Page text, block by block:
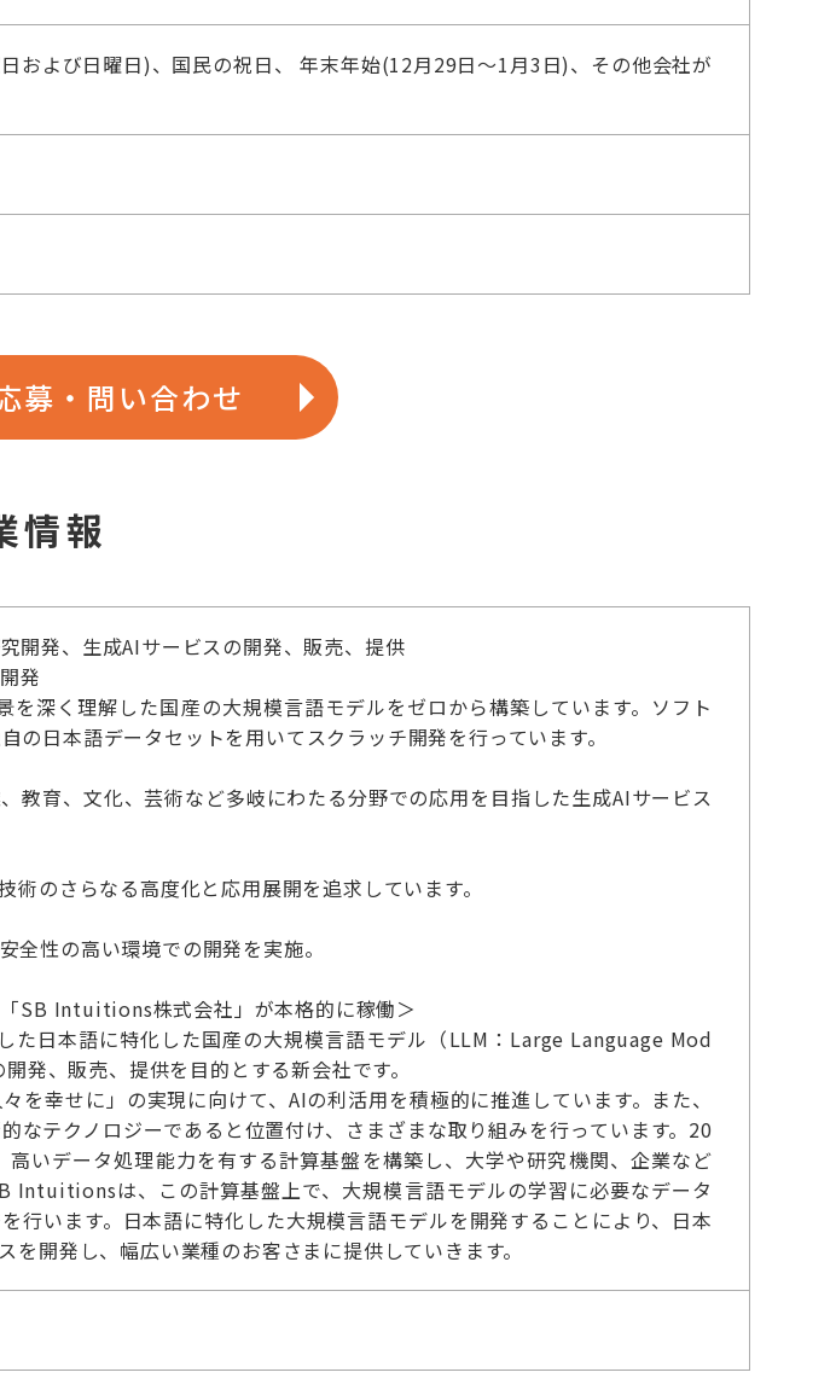
よび日曜日)、国民の祝日、 年末年始(12月29日～1月3日)、その他会社が
募・問い合わせ
情報
開発、生成AIサービスの開発、販売、提供
発
深く理解した国産の大規模言語モデルをゼロから構築しています。ソフト
日本語データセットを用いてスクラッチ開発を行っています。
教育、文化、芸術など多岐にわたる分野での応用を目指した生成AIサービス
のさらなる高度化と応用展開を追求しています。
全性の高い環境での開発を実施。
SB Intuitions株式会社」が本格的に稼働＞
日本語に特化した国産の大規模言語モデル（LLM：Large Language Mod
発、販売、提供を目的とする新会社です。
を幸せに」の実現に向けて、AIの利活用を積極的に推進しています。また、
なテクノロジーであると位置付け、さまざまな取り組みを行っています。20
いデータ処理能力を有する計算基盤を構築し、大学や研究機関、企業など
Intuitionsは、この計算基盤上で、大規模言語モデルの学習に必要なデータ
行います。日本語に特化した大規模言語モデルを開発することにより、日本
開発し、幅広い業種のお客さまに提供していきます。